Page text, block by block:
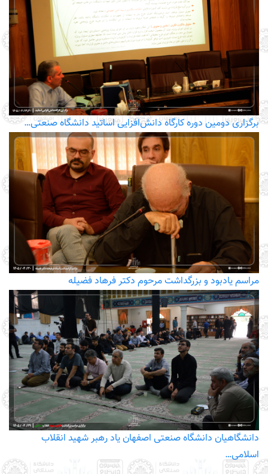
برگزاری دومین دوره کارگاه دانش‌افزایی اساتید دانشگاه صنعتی…
مراسم یادبود و بزرگداشت مرحوم دکتر فرهاد فضیله
دانشگاهیان دانشگاه صنعتی اصفهان یاد رهبر شهید انقلاب
اسلامی…